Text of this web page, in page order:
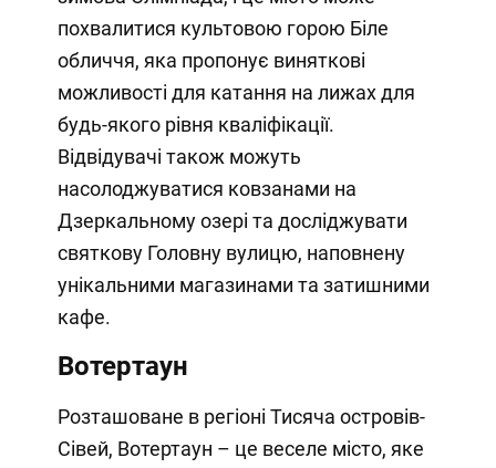
похвалитися культовою горою Біле
обличчя, яка пропонує виняткові
можливості для катання на лижах для
будь-якого рівня кваліфікації.
Відвідувачі також можуть
насолоджуватися ковзанами на
Дзеркальному озері та досліджувати
святкову Головну вулицю, наповнену
унікальними магазинами та затишними
кафе.
Вотертаун
Розташоване в регіоні Тисяча островів-
Сівей, Вотертаун – це веселе місто, яке